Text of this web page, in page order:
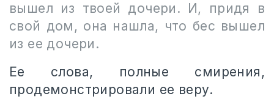
вышел из твоей дочери. И, придя в
свой дом, она нашла, что бес вышел
из ее дочери.
Ее слова, полные смирения,
продемонстрировали ее веру.